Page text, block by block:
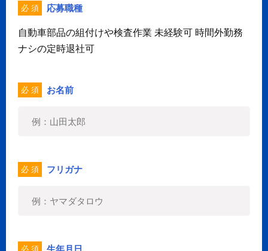
必 須 応募職種
自動車部品の組付けや検査作業 未経験可 時間外勤務
ナシの定時退社可
必 須 お名前
必 須 フリガナ
必 須